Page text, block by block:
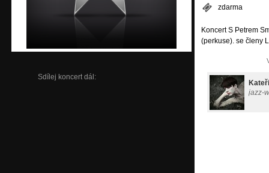
Sdílej koncert dál:
zdarma
Koncert S Petrem
(perkuse). se členy
jazz-